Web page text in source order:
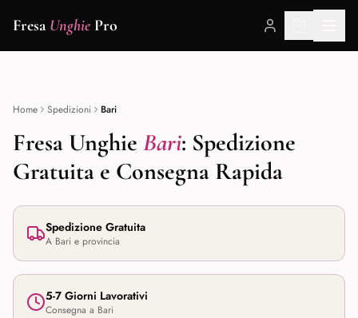
🇮🇹 Fresa per Unghie Professionale · Spedizione Gratuita in Italia · 12
Punte Incluse · Reso Gratuito 30 Giorni
Fresa Unghie Pro
Home Spedizioni Bari
Fresa Unghie Bari: Spedizione
Gratuita e Consegna Rapida
Spedizione Gratuita
A Bari e provincia
5-7 Giorni Lavorativi
Consegna a Bari